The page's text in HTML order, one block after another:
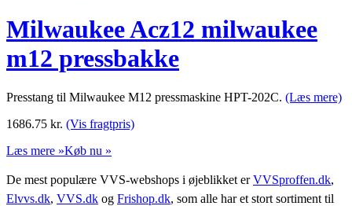
Milwaukee Acz12 milwaukee
m12 pressbakke
Presstang til Milwaukee M12 pressmaskine HPT-202C. (Læs mere)
1686.75 kr. (Vis fragtpris)
Læs mere »Køb nu »
De mest populære VVS-webshops i øjeblikket erVVSproffen.dk,
Elvvs.dk, VVS.dk og Frishop.dk, som alle har et stort sortiment til